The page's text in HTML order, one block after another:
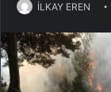
İLKAY EREN